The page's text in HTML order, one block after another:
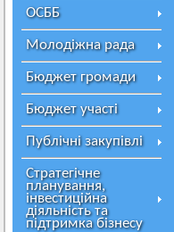
ОСББ
Молодіжна рада
Бюджет громади
Бюджет участі
Публічні закупівлі
Стратегічне
планування,
інвестиційна
діяльність та
підтримка бізнесу